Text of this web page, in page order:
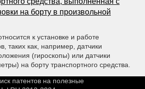
на борту в произвольной
к установке и работе
таких как, например, датчики
(гироскопы) или датчики
на борту транспортного средства.
патентов на полезные